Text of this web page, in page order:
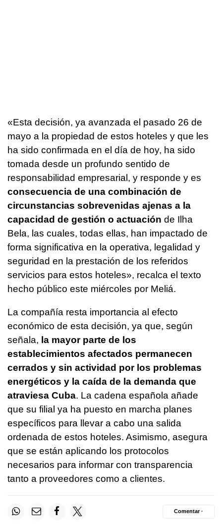
«Esta decisión, ya avanzada el pasado 26 de
mayo a la propiedad de estos hoteles y que les
ha sido confirmada en el día de hoy, ha sido
tomada desde un profundo sentido de
responsabilidad empresarial, y responde y es
consecuencia de una combinación de
circunstancias sobrevenidas ajenas a la
capacidad de gestión o actuación de Ilha
Bela, las cuales, todas ellas, han impactado de
forma significativa en la operativa, legalidad y
seguridad en la prestación de los referidos
servicios para estos hoteles», recalca el texto
hecho público este miércoles por Meliá.
La compañía resta importancia al efecto
económico de esta decisión, ya que, según
señala, la mayor parte de los
establecimientos afectados permanecen
cerrados y sin actividad por los problemas
energéticos y la caída de la demanda que
atraviesa Cuba. La cadena española añade
que su filial ya ha puesto en marcha planes
específicos para llevar a cabo una salida
ordenada de estos hoteles. Asimismo, asegura
que se están aplicando los protocolos
necesarios para informar con transparencia
tanto a proveedores como a clientes.
Comentar ·